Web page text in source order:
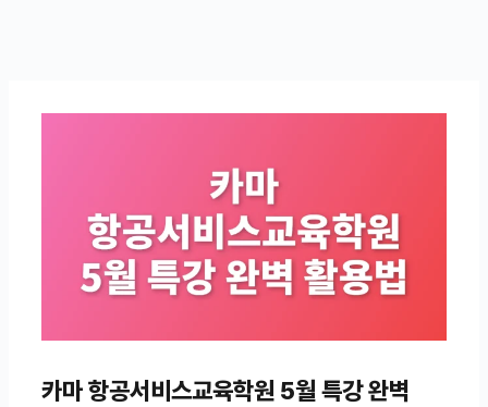
카마 항공서비스교육학원 5월 특강 완벽